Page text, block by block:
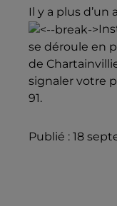
Il y a plus
se déroule en
de
signaler votre
91.
Publié : 18